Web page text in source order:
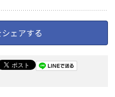
ェアする